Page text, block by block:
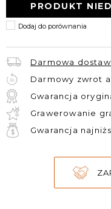
PRODUKT
Darmowa
Darmowy zwrot
Gwarancja
Grawerowanie
Gwarancja